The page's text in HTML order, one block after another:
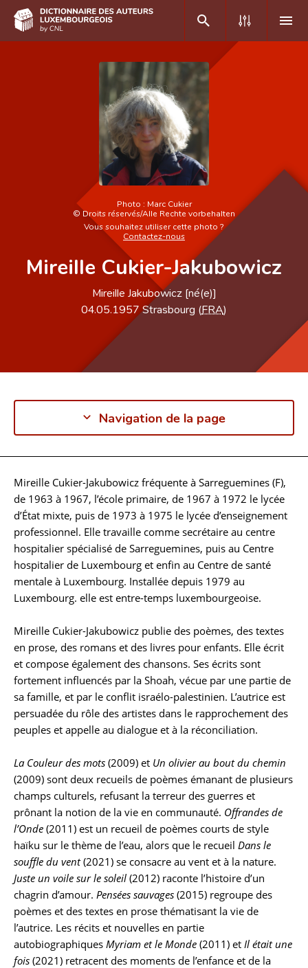
Recherche avancée
Foire aux questions
Équipe scientifique
Photo : Marc Cukier
© Droits réservés/Alle Rechte vorbehalten
Vous souhaitez utiliser cette photo ?
Contactez-nous
Mireille Cukier-Jakubowicz
Mireille Jakubowicz [né(e)]
04.05.1957Strasbourg (FRA)
Navigation de la page
Biographie
Mireille Cukier-Jakubowicz fréquente à Sarreguemines (F),
de 1963 à 1967, l’école primaire, de 1967 à 1972 le lycée
d’État mixte, puis de 1973 à 1975 le lycée d’enseignement
professionnel. Elle travaille comme secrétaire au centre
hospitalier spécialisé de Sarreguemines, puis au Centre
hospitalier de Luxembourg et enfin au Centre de santé
mentale à Luxembourg. Installée depuis 1979 au
Luxembourg. elle est entre-temps luxembourgeoise.
Mireille Cukier-Jakubowicz publie des poèmes, des textes
en prose, des romans et des livres pour enfants. Elle écrit
et compose également des chansons. Ses écrits sont
fortement influencés par la Shoah, vécue par une partie de
sa famille, et par le conflit israélo-palestinien. L’autrice est
persuadée du rôle des artistes dans le rapprochement des
peuples et appelle au dialogue et à la réconciliation.
La Couleur des mots (2009) et Un olivier au bout du chemin
(2009) sont deux recueils de poèmes émanant de plusieurs
champs culturels, refusant la terreur des guerres et
prônant la notion de la vie en communauté. Offrandes de
l’Onde (2011) est un recueil de poèmes courts de style
haïku sur le thème de l’eau, alors que le recueil Dans le
souffle du vent(2021) se consacre au vent et à la nature.
Juste un voile sur le soleil (2012) raconte l’histoire d’un
chagrin d’amour. Pensées sauvages (2015) regroupe des
poèmes et des textes en prose thématisant la vie de
l’autrice. Les récits et nouvelles en partie
autobiographiques Myriam et le Monde (2011) et Il était une
fois (2021) retracent des moments de l’enfance et de la